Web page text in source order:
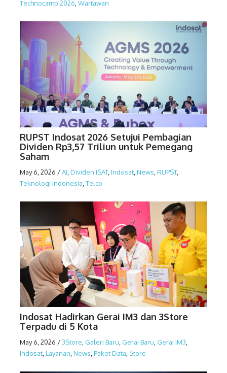
Technocamp 2026,Wartawan
RUPST Indosat 2026 Setujui Pembagian
Dividen Rp3,57 Triliun untuk Pemegang
Saham
May 6, 2026 /AI Dividen ISAT, Indosat News RUPST,
Teknologi Indonesia Telco
Indosat Hadirkan Gerai IM3 dan 3Store
Terpadu di 5 Kota
May 6, 2026 /3Store Galeri Baru Gerai Baru Gerai IM3
Indosat Layanan News Paket Data Store